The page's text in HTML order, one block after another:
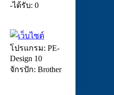
-ได้รับ: 0
โปรแกรม: PE-
Design 10
จักรปัก: Brother